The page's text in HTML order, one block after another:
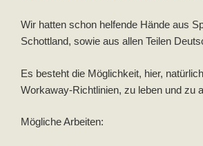
Wir hatten schon helfende Hände aus
Schottland, sowie aus allen Teilen
Es besteht die Möglichkeit, hier,
Workaway-Richtlinien, zu leben und zu
Mögliche Arbeiten: